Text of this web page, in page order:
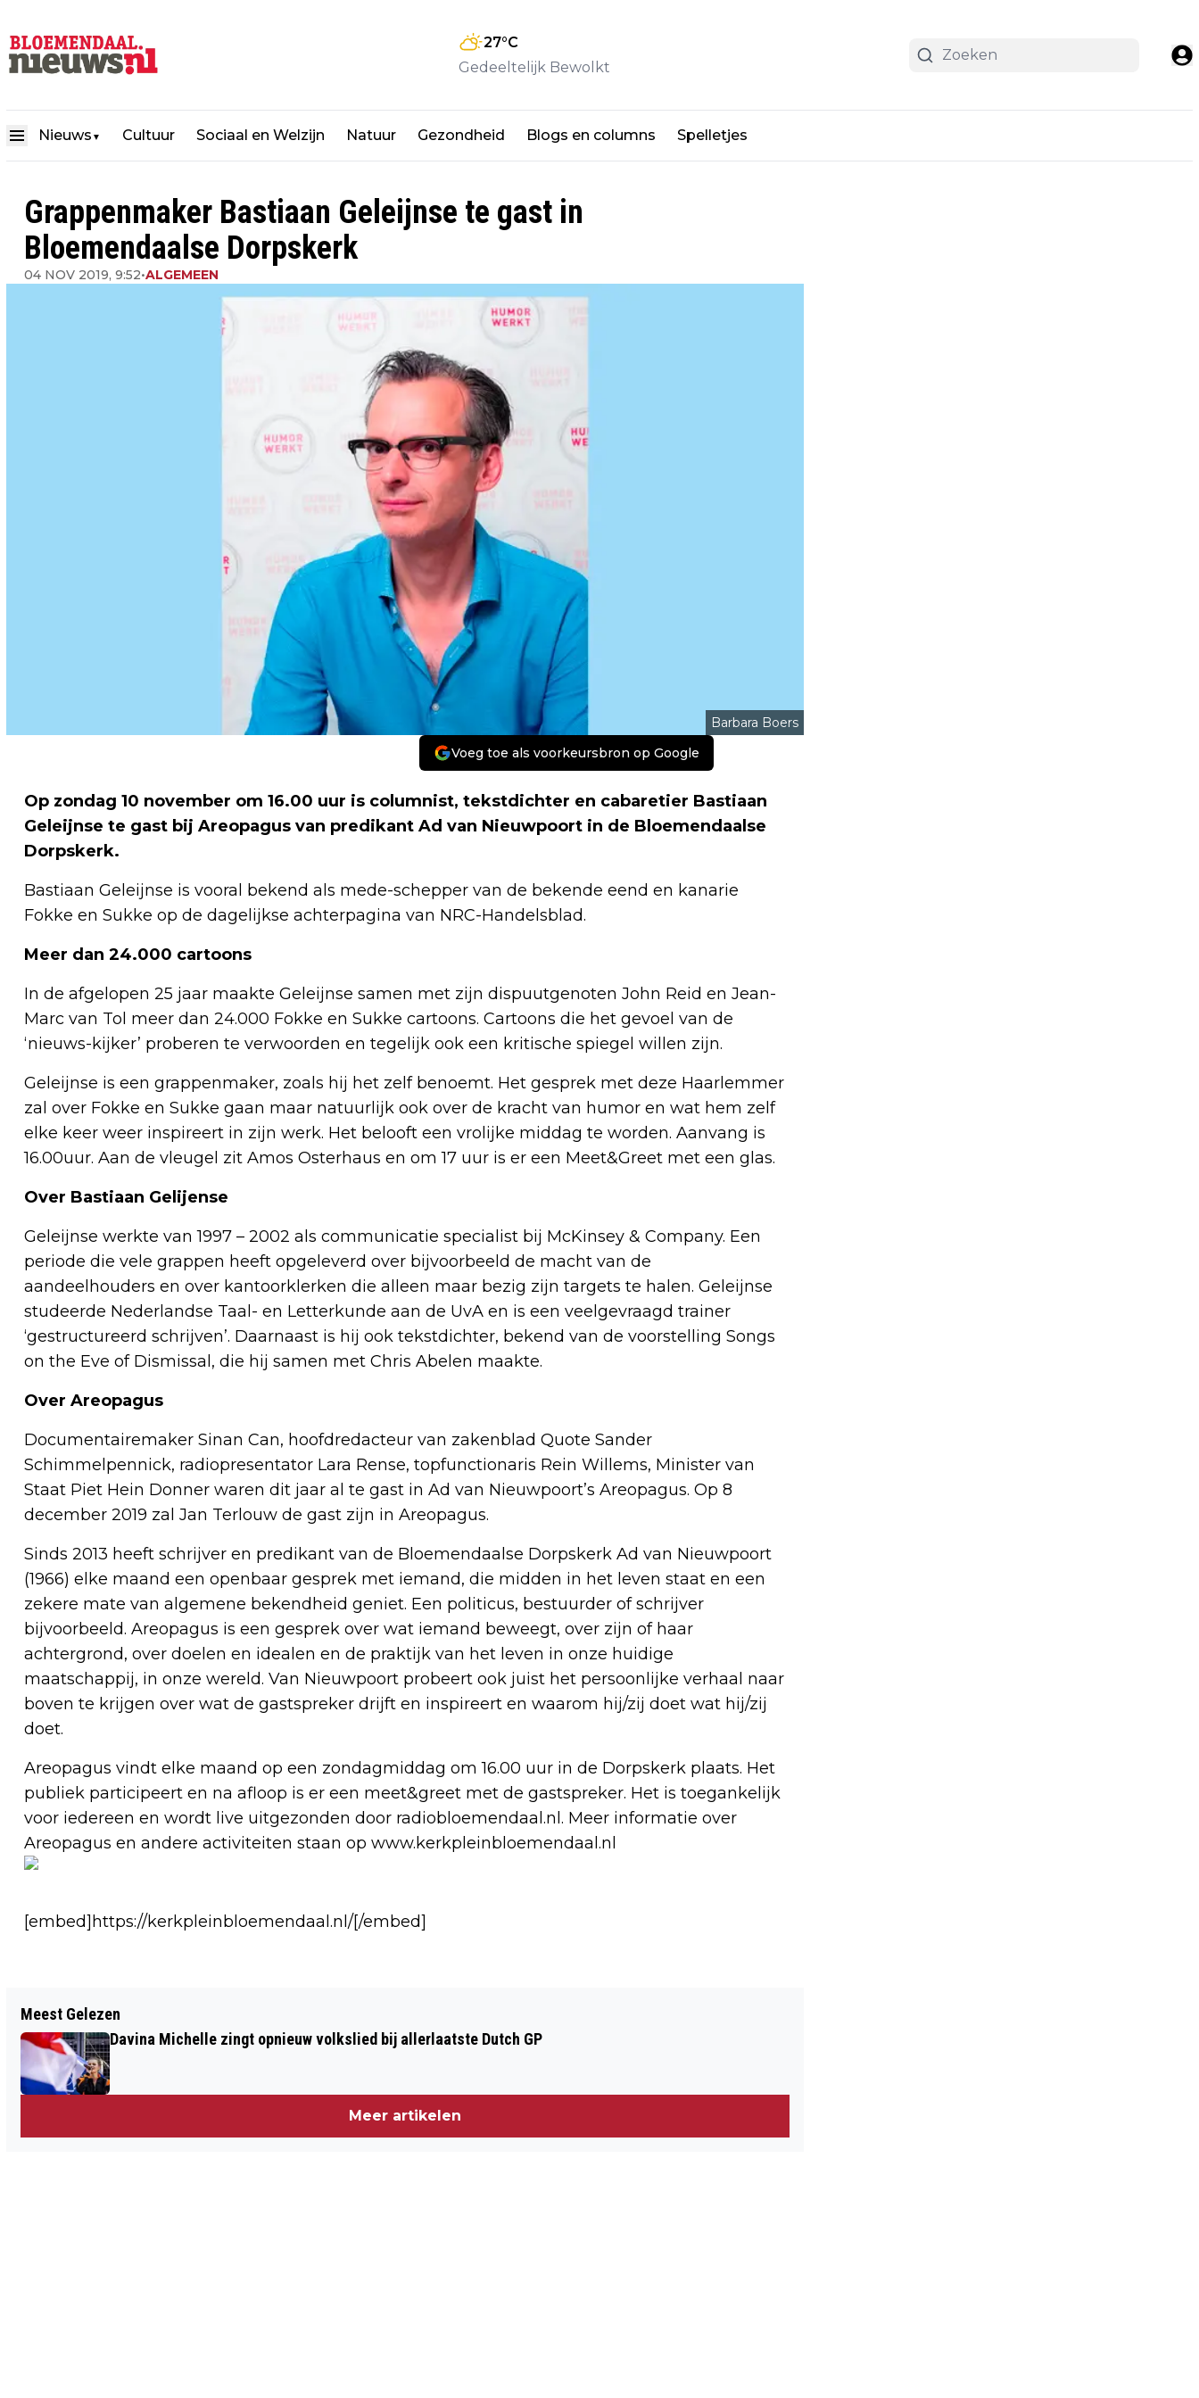
27°C
Gedeeltelijk Bewolkt
Nieuws ▼ Cultuur Sociaal en Welzijn Natuur Gezondheid Blogs en columns Spelletjes
Grappenmaker Bastiaan Geleijnse te gast in
Bloemendaalse Dorpskerk
04 NOV 2019, 9:52•ALGEMEEN
Barbara Boers
Voeg toe als voorkeursbron op Google
Op zondag 10 november om 16.00 uur is columnist, tekstdichter en cabaretier Bastiaan
Geleijnse te gast bij Areopagus van predikant Ad van Nieuwpoort in de Bloemendaalse
Dorpskerk.
Bastiaan Geleijnse is vooral bekend als mede-schepper van de bekende eend en kanarie
Fokke en Sukke op de dagelijkse achterpagina van NRC-Handelsblad.
Meer dan 24.000 cartoons
In de afgelopen 25 jaar maakte Geleijnse samen met zijn dispuutgenoten John Reid en Jean-
Marc van Tol meer dan 24.000 Fokke en Sukke cartoons. Cartoons die het gevoel van de
‘nieuws-kijker’ proberen te verwoorden en tegelijk ook een kritische spiegel willen zijn.
Geleijnse is een grappenmaker, zoals hij het zelf benoemt. Het gesprek met deze Haarlemmer
zal over Fokke en Sukke gaan maar natuurlijk ook over de kracht van humor en wat hem zelf
elke keer weer inspireert in zijn werk. Het belooft een vrolijke middag te worden. Aanvang is
16.00uur. Aan de vleugel zit Amos Osterhaus en om 17 uur is er een Meet&Greet met een glas.
Over Bastiaan Gelijense
Geleijnse werkte van 1997 – 2002 als communicatie specialist bij McKinsey & Company. Een
periode die vele grappen heeft opgeleverd over bijvoorbeeld de macht van de
aandeelhouders en over kantoorklerken die alleen maar bezig zijn targets te halen. Geleijnse
studeerde Nederlandse Taal- en Letterkunde aan de UvA en is een veelgevraagd trainer
‘gestructureerd schrijven’. Daarnaast is hij ook tekstdichter, bekend van de voorstelling Songs
on the Eve of Dismissal, die hij samen met Chris Abelen maakte.
Over Areopagus
Documentairemaker Sinan Can, hoofdredacteur van zakenblad Quote Sander
Schimmelpennick, radiopresentator Lara Rense, topfunctionaris Rein Willems, Minister van
Staat Piet Hein Donner waren dit jaar al te gast in Ad van Nieuwpoort’s Areopagus. Op 8
december 2019 zal Jan Terlouw de gast zijn in Areopagus.
Sinds 2013 heeft schrijver en predikant van de Bloemendaalse Dorpskerk Ad van Nieuwpoort
(1966) elke maand een openbaar gesprek met iemand, die midden in het leven staat en een
zekere mate van algemene bekendheid geniet. Een politicus, bestuurder of schrijver
bijvoorbeeld. Areopagus is een gesprek over wat iemand beweegt, over zijn of haar
achtergrond, over doelen en idealen en de praktijk van het leven in onze huidige
maatschappij, in onze wereld. Van Nieuwpoort probeert ook juist het persoonlijke verhaal naar
boven te krijgen over wat de gastspreker drijft en inspireert en waarom hij/zij doet wat hij/zij
doet.
Areopagus vindt elke maand op een zondagmiddag om 16.00 uur in de Dorpskerk plaats. Het
publiek participeert en na afloop is er een meet&greet met de gastspreker. Het is toegankelijk
voor iedereen en wordt live uitgezonden door radiobloemendaal.nl. Meer informatie over
Areopagus en andere activiteiten staan op www.kerkpleinbloemendaal.nl
[embed]https://kerkpleinbloemendaal.nl/[/embed]
NOVA COLLEGE MARITIEM OPENT
STUDENTENHUISVESTING
MUZIEKAVOND IN HET DORPSHUIS
Meest Gelezen
Davina Michelle zingt opnieuw volkslied bij allerlaatste Dutch GP
Meer artikelen